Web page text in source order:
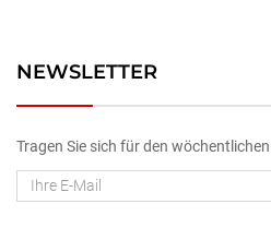
NEWSLETTER
Tragen Sie sich für den